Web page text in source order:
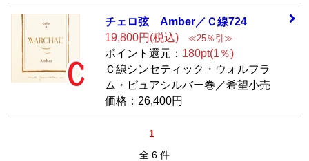
チェロ弦 Amber／ Ｃ線724
19,800円(税込)≪25％引≫
ポイント還元： 180pt(1％)
Ｃ線シンセティック・ウォルフラ
ム・ピュアシルバー巻／希望小売
価格：26,400円
1
全 6 件